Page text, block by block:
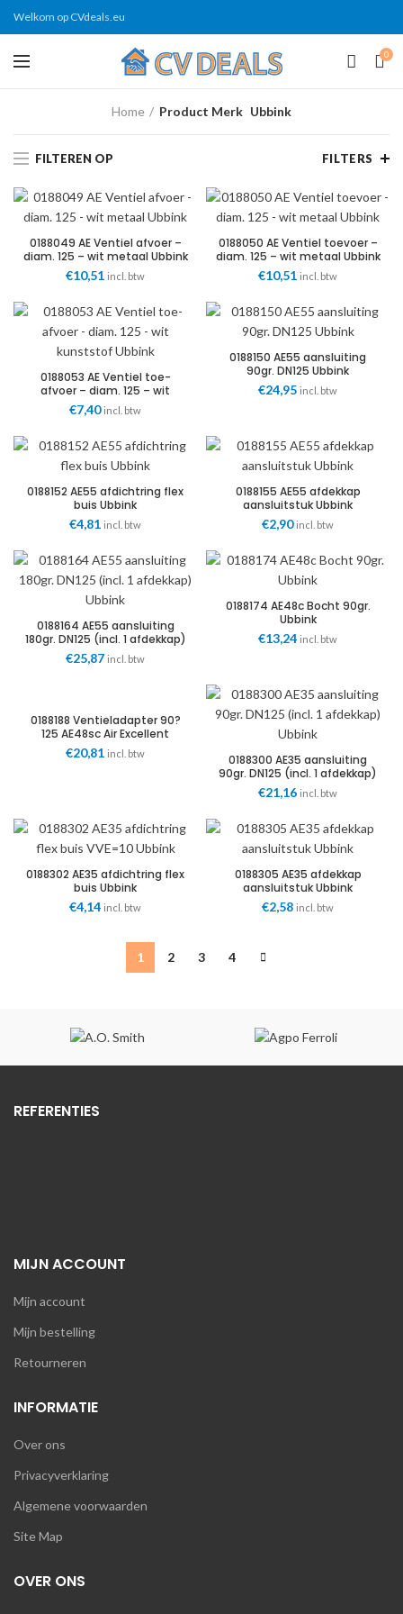
Welkom op CVdeals.eu
0
Home Product Merk Ubbink
FILTEREN OP FILTERS
0188049 AE Ventiel afvoer –
diam. 125 – wit metaal Ubbink
€10,51 incl. btw
0188050 AE Ventiel toevoer –
diam. 125 – wit metaal Ubbink
€10,51 incl. btw
0188053 AE Ventiel toe-
afvoer – diam. 125 – wit
kunststof Ubbink
€7,40 incl. btw
0188150 AE55 aansluiting
90gr. DN125 Ubbink
€24,95 incl. btw
0188152 AE55 afdichtring flex
buis Ubbink
€4,81 incl. btw
0188155 AE55 afdekkap
aansluitstuk Ubbink
€2,90 incl. btw
0188164 AE55 aansluiting
180gr. DN125 (incl. 1 afdekkap)
Ubbink
€25,87 incl. btw
0188174 AE48c Bocht 90gr.
Ubbink
€13,24 incl. btw
0188188 Ventieladapter 90?
125 AE48sc Air Excellent
Ubbink
€20,81 incl. btw
0188300 AE35 aansluiting
90gr. DN125 (incl. 1 afdekkap)
Ubbink
€21,16 incl. btw
0188302 AE35 afdichtring flex
buis Ubbink
€4,14 incl. btw
0188305 AE35 afdekkap
aansluitstuk Ubbink
€2,58 incl. btw
1 2 3 4
REFERENTIES
MIJN ACCOUNT
Mijn account
Mijn bestelling
Retourneren
INFORMATIE
Over ons
Privacyverklaring
Algemene voorwaarden
Site Map
OVER ONS